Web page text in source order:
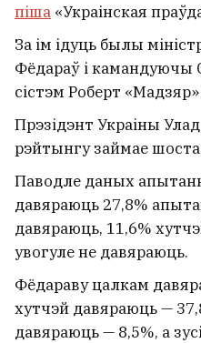
піша «Украінская
За ім ідуць былы
Фёдараў і камандуючы
сістэм Роберт «Мадзяр»
Прэзідэнт Украіны
рэйтынгу займае
Паводле даных
давяраюць 27,8%
давяраюць, 11,6%
увогуле не давяраюць.
Фёдараву цалкам
хутчэй давяраюць —
давяраюць — 8,5%, а